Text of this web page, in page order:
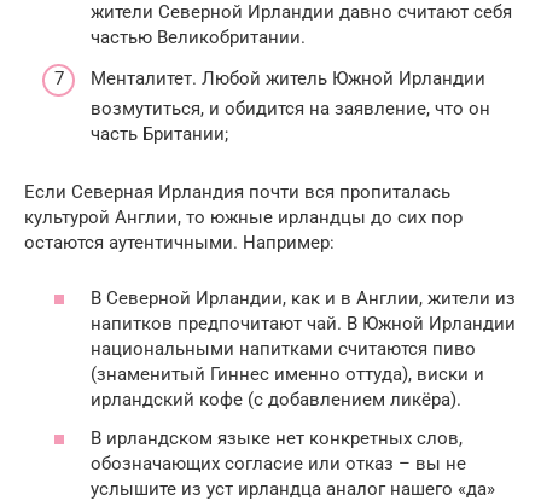
жители Северной Ирландии давно считают себя
частью Великобритании.
Менталитет. Любой житель Южной Ирландии
возмутиться, и обидится на заявление, что он
часть Британии;
Если Северная Ирландия почти вся пропиталась
культурой Англии, то южные ирландцы до сих пор
остаются аутентичными. Например:
В Северной Ирландии, как и в Англии, жители из
напитков предпочитают чай. В Южной Ирландии
национальными напитками считаются пиво
(знаменитый Гиннес именно оттуда), виски и
ирландский кофе (с добавлением ликёра).
В ирландском языке нет конкретных слов,
обозначающих согласие или отказ – вы не
услышите из уст ирландца аналог нашего «да»